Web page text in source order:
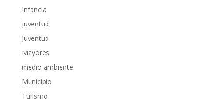
Infancia
juventud
Juventud
Mayores
medio ambiente
Municipio
Turismo